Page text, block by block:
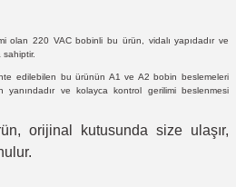
olan 220 VAC bobinli bu ürün, vidalı yapıdadır ve
sahiptir.
edilebilen bu ürünün A1 ve A2 bobin beslemeleri
yanındadır ve kolayca kontrol gerilimi beslenmesi
orijinal kutusunda size ulaşır,